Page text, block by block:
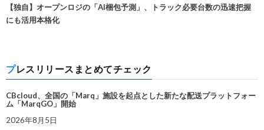
【独自】オープンロジの「AI梱包予測」、トラック必要台数の迅速把握
にも活用本格化
プレスリリースまとめてチェック
CBcloud、全国の「Marq」施設を起点とした新たな配送プラットフォー
ム「MarqGO」開始
2026年8月5日